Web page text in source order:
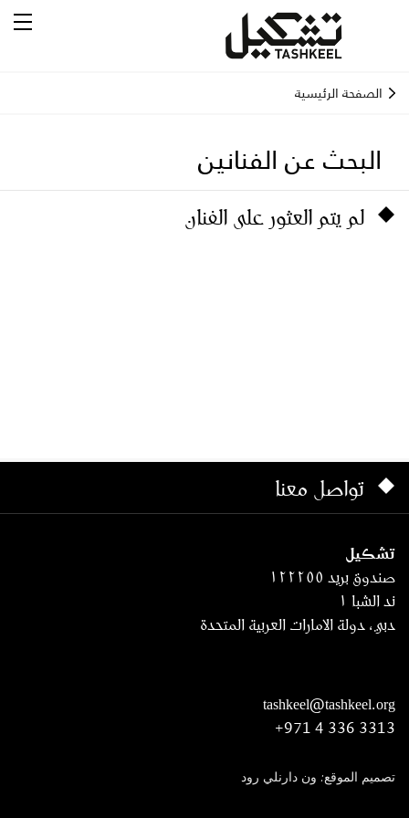
الصفحة الرئيسية
البحث عن الفنانين
لم يتم العثور على الفنان
تواصل معنا
تشكيل
صندوق بريد ١٢٢٢٥٥
ند الشبا ١
دبي، دولة الامارات العربية المتحدة
tashkeel@tashkeel.org
+971 4 336 3313
تصميم الموقع: ون دارنلي رود